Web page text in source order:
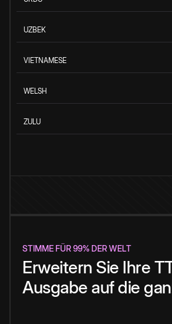
UZBEK
VIETNAMESE
WELSH
ZULU
STIMME FÜR 99% DER WELT
Erweitern Sie Ihre
Ausgabe auf die